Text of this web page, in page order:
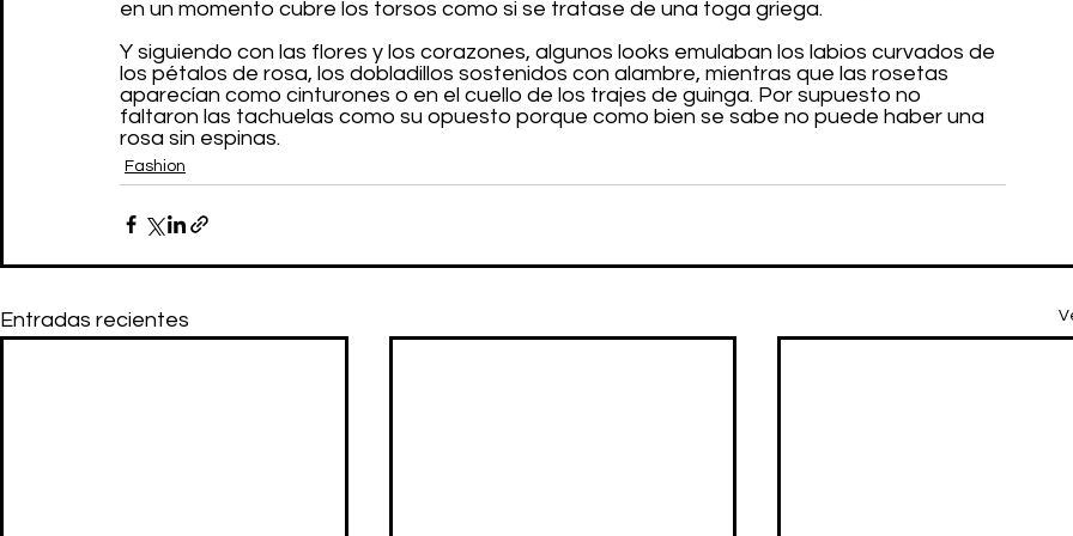
en un momento cubre los torsos como si se tratase de una toga griega.
Y siguiendo con las flores y los corazones, algunos looks emulaban los labios curvados de
los pétalos de rosa, los dobladillos sostenidos con alambre, mientras que las rosetas
aparecían como cinturones o en el cuello de los trajes de guinga. Por supuesto no
faltaron las tachuelas como su opuesto porque como bien se sabe no puede haber una
rosa sin espinas.
Fashion
Entradas recientes